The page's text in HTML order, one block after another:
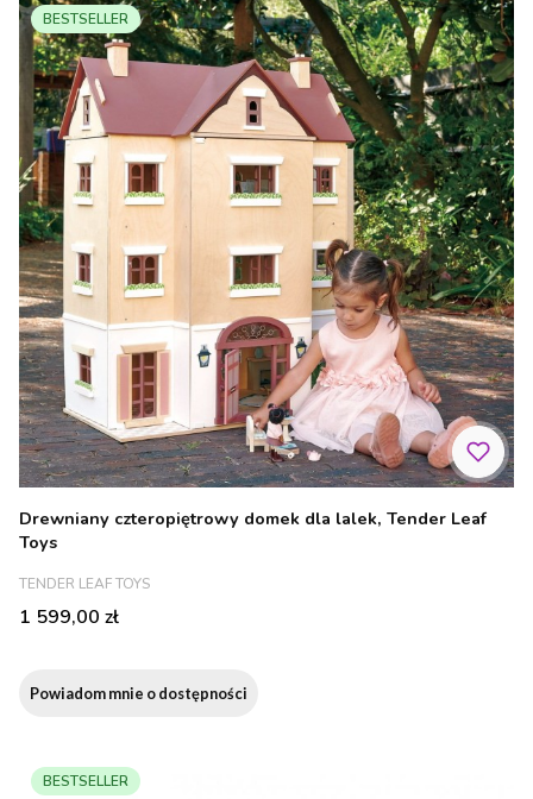
BESTSELLER
Drewniany czteropiętrowy domek dla lalek, Tender Leaf
Toys
PRODUCENT
TENDER LEAF TOYS
Cena
1 599,00 zł
Powiadom mnie o dostępności
BESTSELLER